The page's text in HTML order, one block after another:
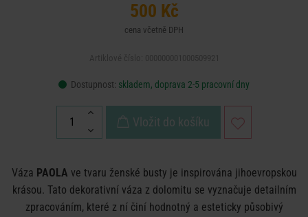
500 Kč
cena včetně DPH
Dostupnost: skladem, doprava 2-5 pracovní dny
Vložit do košíku
Váza PAOLA ve tvaru ženské busty je inspirována jihoevropskou
krásou. Tato dekorativní váza z dolomitu se vyznačuje detailním
zpracováním, které z ní činí hodnotný a esteticky působivý